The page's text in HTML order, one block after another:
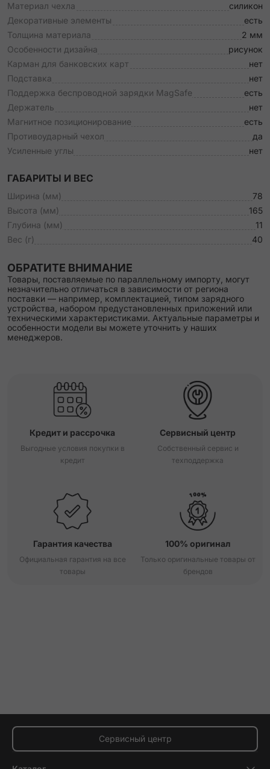
Материал чехла
силикон
Декоративные элементы
есть
Толщина материала
2 мм
Особенности дизайна
рисунок
Карман для банковских карт
нет
Подставка
нет
Поддержка беспроводной зарядки MagSafe
есть
Держатель
нет
Магнитное позиционирование
есть
Противоударный чехол
да
Усиленные углы
нет
ГАБАРИТЫ И ВЕС
Ширина (мм)
78
Высота (мм)
165
Глубина (мм)
11
Вес (г)
40
ОБРАТИТЕ ВНИМАНИЕ
Товары, поставляемые по параллельному импорту, могут
незначительно отличаться в зависимости от региона
поставки — например, комплектацией, типом зарядного
устройства, набором предустановленных приложений или
техническими характеристиками. Актуальные параметры и
особенности модели вы можете уточнить у наших
менеджеров.
Кредит и рассрочка
Выгодные условия покупки в
кредит
Сервисный центр
Собственный сервис и
техподдержка
Гарантия качества
Официальная гарантия на все
товары
100% оригинал
Только оригинальные товары от
брендов
Сервисный центр